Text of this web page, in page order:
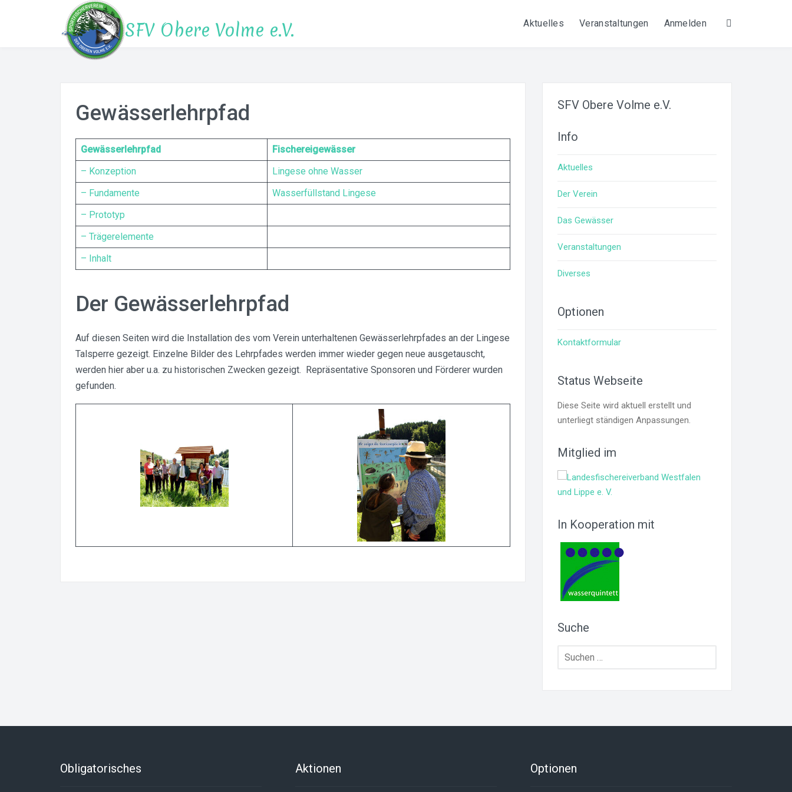
SFV Obere Volme e.V. Aktuelles Veranstaltungen Anmelden
Gewässerlehrpfad
Gewässerlehrpfad
Fischereigewässer
– Konzeption
Lingese ohne Wasser
– Fundamente
Wasserfüllstand Lingese
– Prototyp
– Trägerelemente
– Inhalt
Der Gewässerlehrpfad
Auf diesen Seiten wird die Installation des vom Verein unterhaltenen Gewässerlehrpfades an der Lingese
Talsperre gezeigt. Einzelne Bilder des Lehrpfades werden immer wieder gegen neue ausgetauscht,
werden hier aber u.a. zu historischen Zwecken gezeigt. Repräsentative Sponsoren und Förderer wurden
gefunden.
SFV Obere Volme e.V.
Info
Aktuelles
Der Verein
Das Gewässer
Veranstaltungen
Diverses
Optionen
Kontaktformular
Status Webseite
Diese Seite wird aktuell erstellt und
unterliegt ständigen Anpassungen.
Mitglied im
In Kooperation mit
Suche
Suchen
Obligatorisches Aktionen Optionen